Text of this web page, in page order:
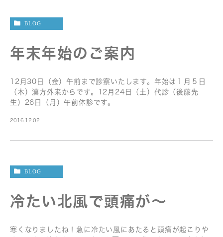
BLOG
年末年始のご案内
12月30日（金）午前まで診察いたします。年始は１月５日
（木）漢方外来からです。12月24日（土）代診（後藤先
生）26日（月）午前休診です。
2016.12.02
BLOG
冷たい北風で頭痛が〜
寒くなりましたね！急に冷たい風にあたると頭痛が起こりや